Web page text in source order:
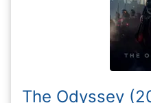
The Odyssey